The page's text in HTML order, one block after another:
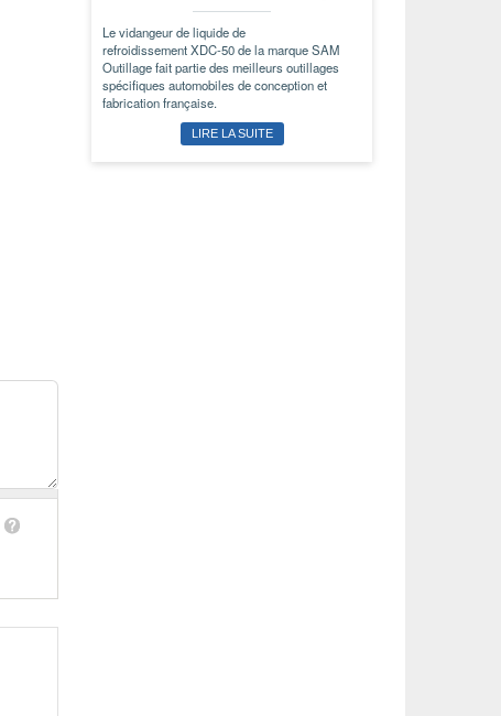
Le vidangeur de liquide de
refroidissement XDC-50 de la marque SAM
Outillage fait partie des meilleurs outillages
spécifiques automobiles de conception et
fabrication française.
LIRE LA SUITE